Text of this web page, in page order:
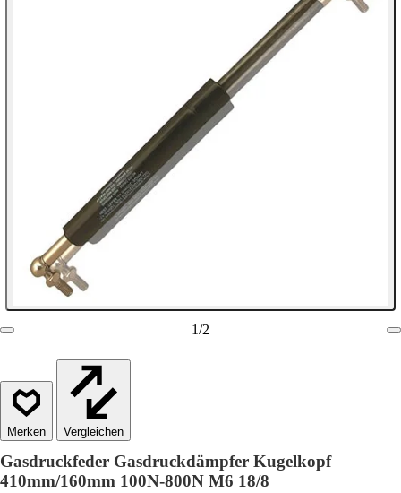
1/2
Vergleichen
Gasdruckfeder Gasdruckdämpfer Kugelkopf
410mm/160mm 100N-800N M6 18/8